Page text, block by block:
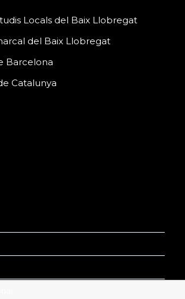
Locals del Baix Llobregat
del Baix Llobregat
Barcelona
Catalunya